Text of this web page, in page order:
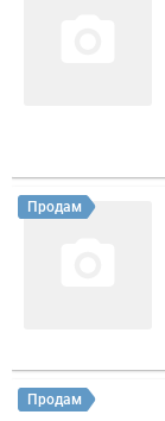
Продам
Продам